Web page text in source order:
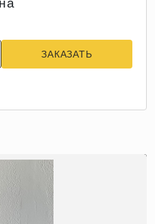
ЗАКАЗАТЬ